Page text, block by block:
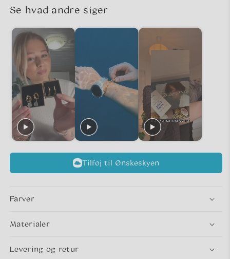
Se hvad andre siger
Tilføj til Ønskeskyen
Farver
Materialer
Levering og retur